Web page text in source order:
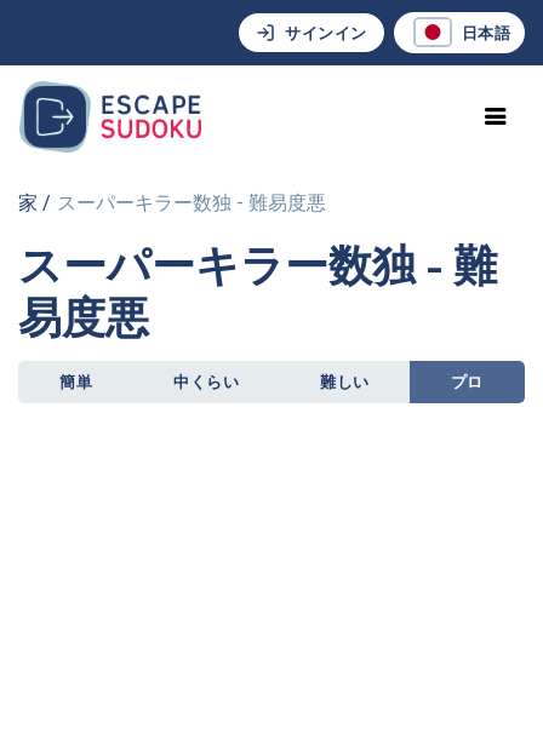
サインイン 日本語
家 スーパーキラー数独 - 難易度悪
スーパーキラー数独 - 難
易度悪
簡単 中くらい 難しい プロ